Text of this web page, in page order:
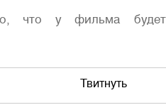
что у фильма будет
Твитнуть